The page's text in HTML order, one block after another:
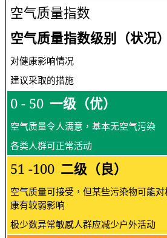
空气质量指数
空气质量指数级别（状况
对健康影响情况
建议采取的措施
0 - 50 一级（优）
空气质量令人满意，基本无空气污染
各类人群可正常活动
51 -100 二级（良）
空气质量可接受，但某些污染物可能
康有较弱影响
极少数异常敏感人群应减少户外活动